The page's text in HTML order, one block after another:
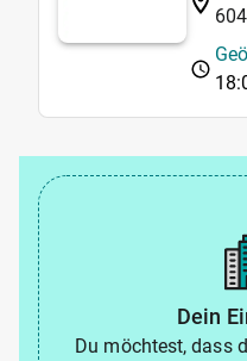
Dein
Du möchtest, dass